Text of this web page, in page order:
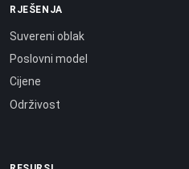
RJEŠENJA
Suvereni oblak
Poslovni model
Cijene
Održivost